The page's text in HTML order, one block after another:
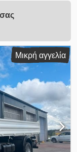
Μικρή αγγελία